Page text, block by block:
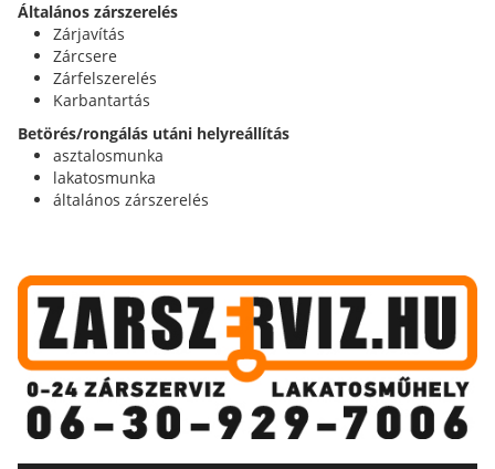
Általános zárszerelés
Zárjavítás
Zárcsere
Zárfelszerelés
Karbantartás
Betörés/rongálás utáni helyreállítás
asztalosmunka
lakatosmunka
általános zárszerelés